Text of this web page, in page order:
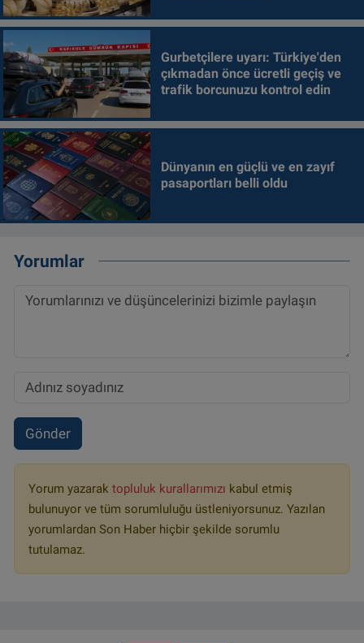
Gurbetçilere uyarı: Türkiye'den
çıkmadan önce ücretli geçiş ve
trafik borcunuzu kontrol edin
Dünyanın en güçlü ve en zayıf
pasaportları belli oldu
Yorumlar
Gönder
Yorum yazarak topluluk kurallarımızı kabul etmiş
bulunuyor ve tüm sorumluluğu üstleniyorsunuz. Yazılan
yorumlardan Son Haber hiçbir şekilde sorumlu
tutulamaz.